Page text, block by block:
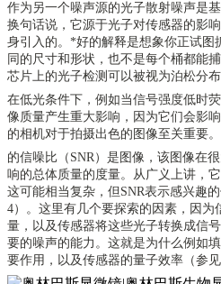
作为另一个噪声源的光子散射噪声是
换句话说，它源于光子对传感器的影
身引入的。*好的解释是想象你正试图
同的尺寸和形状，也不是每个桶都能
芯片上的光子检测可以被视为泊松分布
在低光条件下，例如当信号强度低时
像质量产生重大影响，因为它们会影
的相机对于拍摄出色的图像至关重要。
的信噪比（ SNR）是图像，该图像在
响的总体质量的度量。从广义上讲，
这可能相当复杂，但SNR表示感兴趣
4）。这里有几个要探索的因素，因为
量，以及传感器将这些光子转换成信
要的噪声的能力。这就是为什么例如
要作用，以及传感器的量子效率（参见